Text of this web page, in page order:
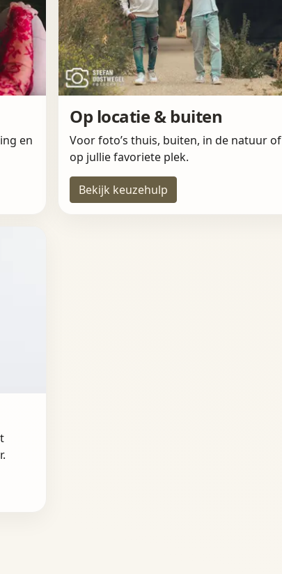
en
Op locatie & buiten
Voor foto’s thuis, buiten, in de natuur of
op jullie favoriete plek.
Bekijk keuzehulp